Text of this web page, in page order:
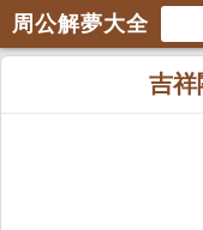
周公解夢大全
吉祥